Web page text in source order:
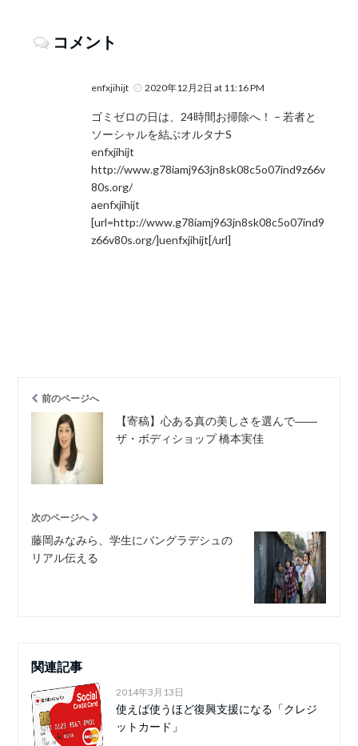
コメント
enfxjihijt 2020年12月2日 at 11:16 PM
ゴミゼロの日は、24時間お掃除へ！ – 若者と
ソーシャルを結ぶオルタナS
enfxjihijt
http://www.g78iamj963jn8sk08c5o07ind9z66v
80s.org/
aenfxjihijt
[url=http://www.g78iamj963jn8sk08c5o07ind9
z66v80s.org/]uenfxjihijt[/url]
前のページへ
【寄稿】心ある真の美しさを選んで――
ザ・ボディショップ 橋本実佳
次のページへ
藤岡みなみら、学生にバングラデシュの
リアル伝える
関連記事
2014年3月13日
使えば使うほど復興支援になる「クレジ
ットカード」